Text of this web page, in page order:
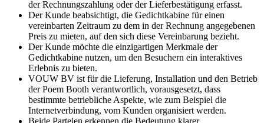
der Rechnungszahlung oder der Lieferbestätigung erfasst.
Der Kunde beabsichtigt, die Gedichtkabine für einen
vereinbarten Zeitraum zu dem in der Rechnung angegebenen
Preis zu mieten, auf den sich diese Vereinbarung bezieht.
Der Kunde möchte die einzigartigen Merkmale der
Gedichtkabine nutzen, um den Besuchern ein interaktives
Erlebnis zu bieten.
VOUW BV ist für die Lieferung, Installation und den Betrieb
der Poem Booth verantwortlich, vorausgesetzt, dass
bestimmte betriebliche Aspekte, wie zum Beispiel die
Internetverbindung, vom Kunden organisiert werden.